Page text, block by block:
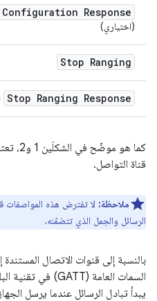
Configuration Response
(اختياري)
Stop Ranging
Stop Ranging Response
كما هو
قناة التواصل.
ملاحظة: لا تفترض هذه المواصفات
الرسائل والحِمل الذي تتضمّنه.
بالنسبة إلى قنوات الاتصال
يبدأ تبادل الرسائل عندما يرسل